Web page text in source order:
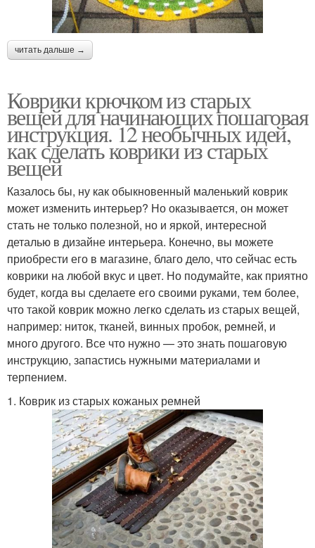
читать дальше →
Коврики крючком из старых
вещей для начинающих пошаговая
инструкция. 12 необычных идей,
как сделать коврики из старых
вещей
Казалось бы, ну как обыкновенный маленький коврик
может изменить интерьер? Но оказывается, он может
стать не только полезной, но и яркой, интересной
деталью в дизайне интерьера. Конечно, вы можете
приобрести его в магазине, благо дело, что сейчас есть
коврики на любой вкус и цвет. Но подумайте, как приятно
будет, когда вы сделаете его своими руками, тем более,
что такой коврик можно легко сделать из старых вещей,
например: ниток, тканей, винных пробок, ремней, и
много другого. Все что нужно — это знать пошаговую
инструкцию, запастись нужными материалами и
терпением.
1. Коврик из старых кожаных ремней